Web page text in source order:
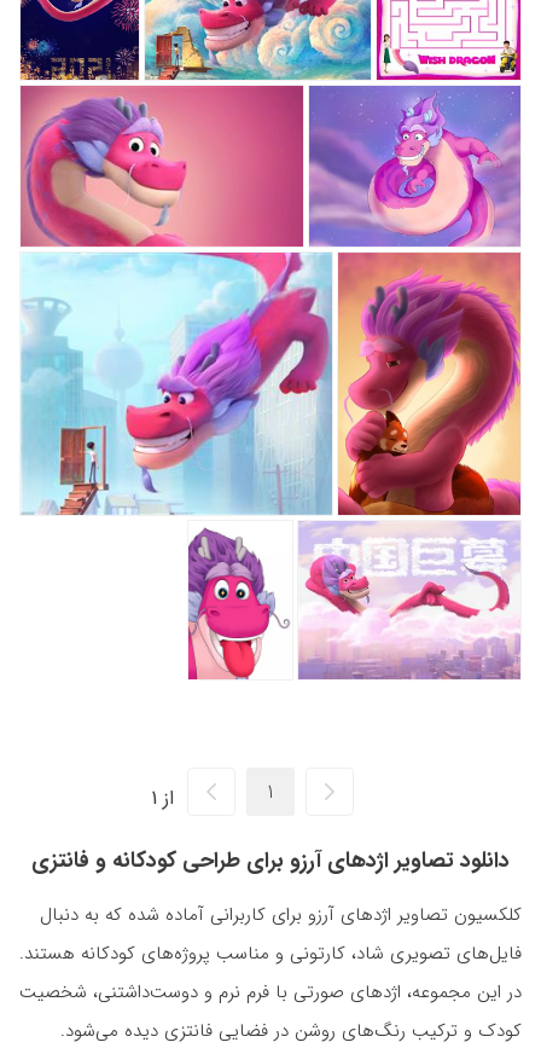
از 1
دانلود تصاویر اژدهای آرزو برای طراحی کودکانه و فانتزی
کلکسیون تصاویر اژدهای آرزو برای کاربرانی آماده شده که به دنبال
فایل‌های تصویری شاد، کارتونی و مناسب پروژه‌های کودکانه هستند.
در این مجموعه، اژدهای صورتی با فرم نرم و دوست‌داشتنی، شخصیت
کودک و ترکیب رنگ‌های روشن در فضایی فانتزی دیده می‌شود.